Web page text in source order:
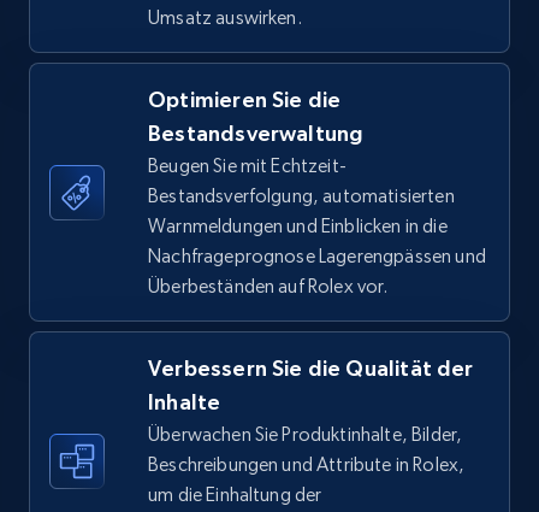
URL, Title, Available, Description, Currency, Initial
667+ Jetzt anfangen
TikTok Shop - discover records by shop url
URL, Title, Available, Description, Currency, Initial
price, Final price, Discount percent, and more.
Amazon sellers info
Umsatz auswirken.
Optimieren Sie die
Bestandsverwaltung
Beugen Sie mit Echtzeit-
Bestandsverfolgung, automatisierten
Warnmeldungen und Einblicken in die
Nachfrageprognose Lagerengpässen und
Überbeständen auf Rolex vor.
Verbessern Sie die Qualität der
Inhalte
Überwachen Sie Produktinhalte, Bilder,
Beschreibungen und Attribute in Rolex,
um die Einhaltung der